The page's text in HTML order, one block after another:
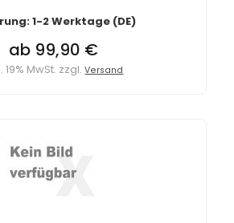
1-2 Werktage (DE)
ab 99,90 €
19% MwSt. zzgl.Versand